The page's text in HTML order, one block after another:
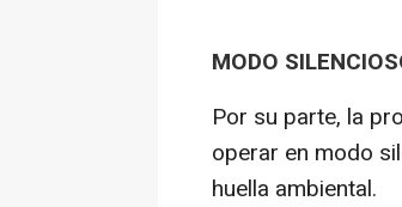
MODO
Por su parte, la
operar en modo
huella ambiental.